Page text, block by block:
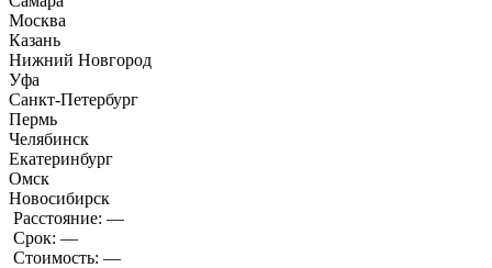
Москва
Казань
Нижний Новгород
Уфа
Санкт-Петербург
Пермь
Челябинск
Екатеринбург
Омск
Новосибирск
Расстояние: —
Срок: —
Стоимость: —